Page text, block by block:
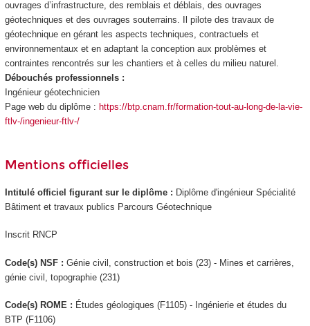
ouvrages d’infrastructure, des remblais et déblais, des ouvrages
géotechniques et des ouvrages souterrains. Il pilote des travaux de
géotechnique en gérant les aspects techniques, contractuels et
environnementaux et en adaptant la conception aux problèmes et
contraintes rencontrés sur les chantiers et à celles du milieu naturel.
Débouchés professionnels :
Ingénieur géotechnicien
Page web du diplôme : https://btp.cnam.fr/formation-tout-au-long-de-la-vie-
ftlv-/ingenieur-ftlv-/
Mentions officielles
Intitulé officiel figurant sur le diplôme : Diplôme d'ingénieur Spécialité
Bâtiment et travaux publics Parcours Géotechnique
Inscrit RNCP
Code(s) NSF : Génie civil, construction et bois (23) - Mines et carrières,
génie civil, topographie (231)
Code(s) ROME : Études géologiques (F1105) - Ingénierie et études du
BTP (F1106)